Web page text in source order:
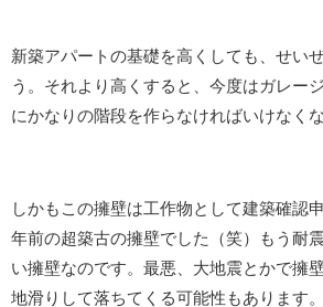
新築アパートの基礎を高くしても、せい
う。それより高くすると、今度はガレー
にかなりの階段を作らなければいけなくな
しかもこの擁壁は工作物として建築確認
年前の超築古の擁壁でした（笑）もう耐
い擁壁なのです。最悪、大地震とかで擁
地滑りして落ちてくる可能性もあります。